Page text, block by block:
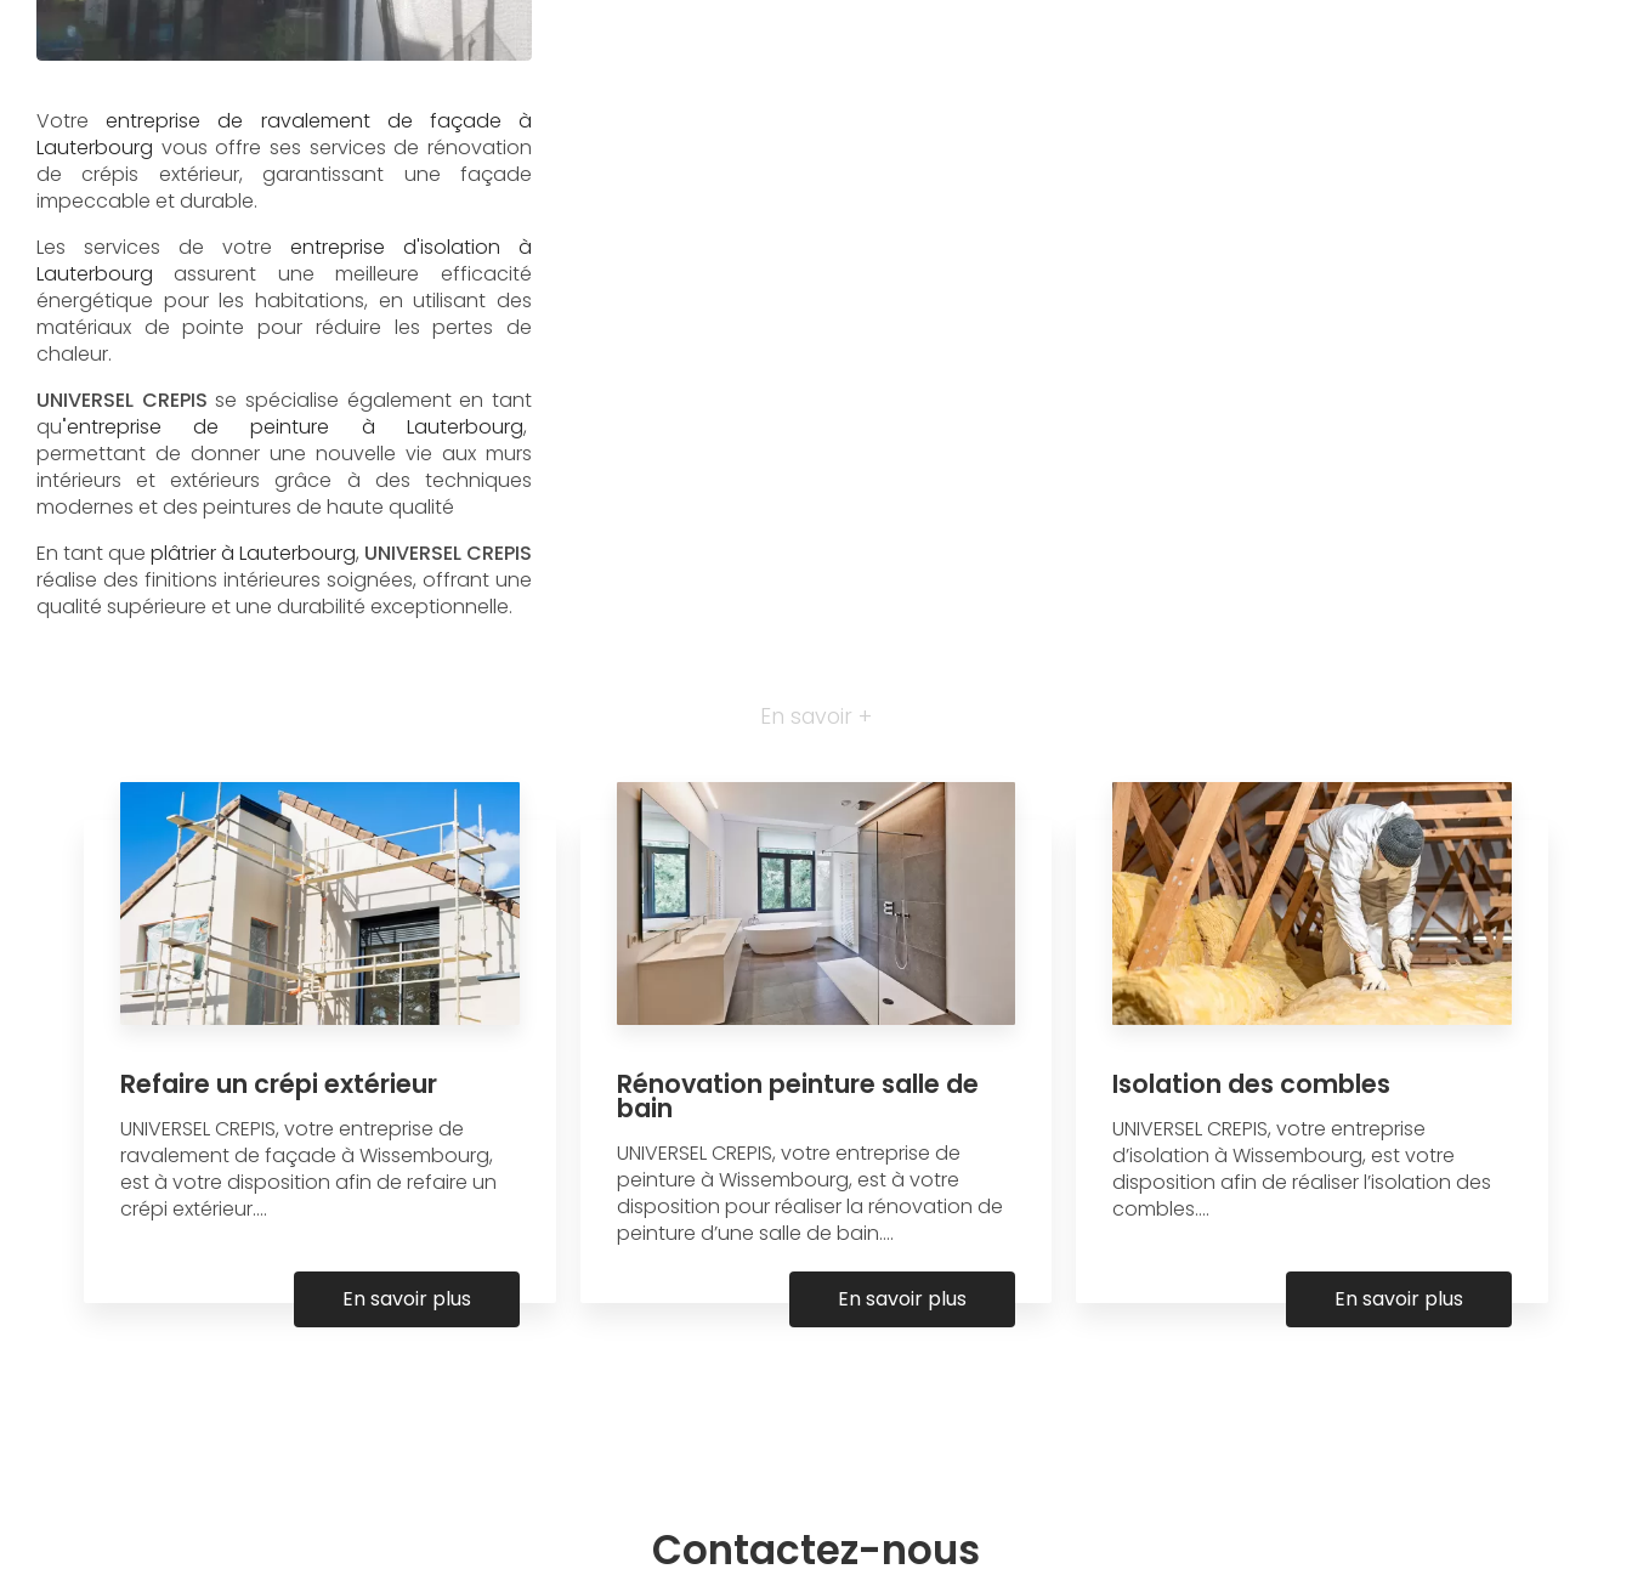
Votreentreprise de ravalement de façade à
Lauterbourg vous offre ses services de rénovation
de crépis extérieur, garantissant une façade
impeccable et durable.
Les services de votre entreprise d'isolation à
Lauterbourg assurent une meilleure efficacité
énergétique pour les habitations, en utilisant des
matériaux de pointe pour réduire les pertes de
chaleur.
UNIVERSEL CREPIS se spécialise également en tant
qu'entreprise de peinture à Lauterbourg,
permettant de donner une nouvelle vie aux murs
intérieurs et extérieurs grâce à des techniques
modernes et des peintures de haute qualité
En tant que plâtrier à Lauterbourg, UNIVERSEL CREPIS
réalise des finitions intérieures soignées, offrant une
qualité supérieure et une durabilité exceptionnelle.
En savoir +
Refaire un crépi extérieur
UNIVERSEL CREPIS, votre entreprise de
ravalement de façade à Wissembourg,
est à votre disposition afin de refaire un
crépi extérieur....
En savoir plus
Rénovation peinture salle de
bain
UNIVERSEL CREPIS, votre entreprise de
peinture à Wissembourg, est à votre
disposition pour réaliser la rénovation de
peinture d’une salle de bain....
En savoir plus
Isolation des combles
UNIVERSEL CREPIS, votre entreprise
d’isolation à Wissembourg, est votre
disposition afin de réaliser l’isolation des
combles....
En savoir plus
Contactez-nous